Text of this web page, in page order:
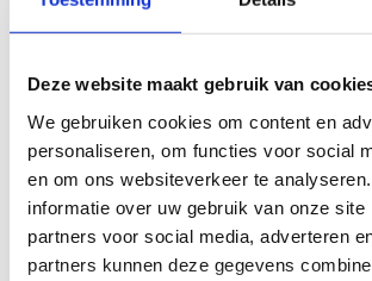
Deze website maakt gebruik van
We gebruiken cookies om content en
personaliseren, om functies voor social
en om ons websiteverkeer te
informatie over uw gebruik van onze site
partners voor social media, adverteren
partners kunnen deze gegevens
Presentatie Raadhuis
MEER VERNIEUWBOUW
PROJECTEN